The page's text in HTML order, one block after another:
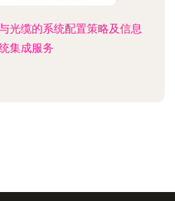
光缆的系统配置策略及信息
集成服务